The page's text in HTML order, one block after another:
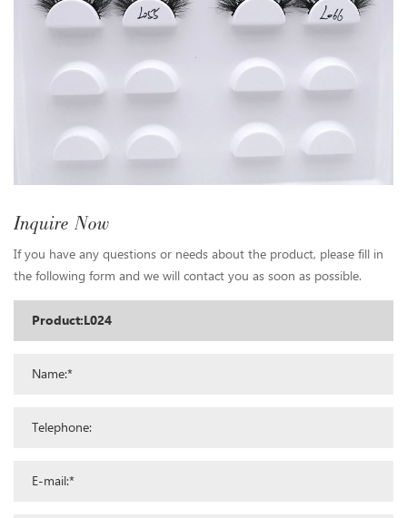
Inquire Now
If you have any questions or needs about the product, please fill in
the following form and we will contact you as soon as possible.